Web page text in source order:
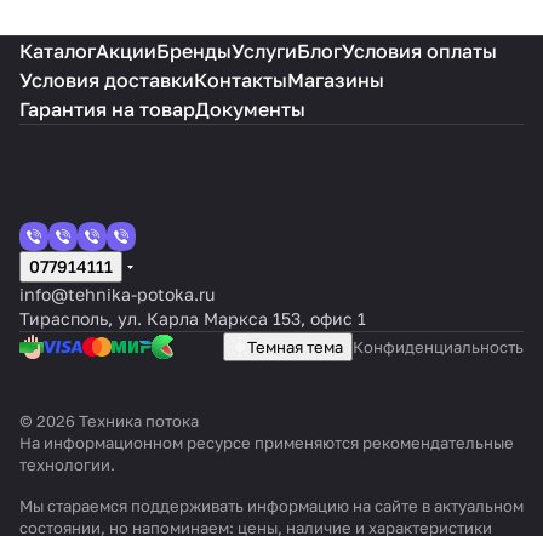
КаталогАкцииБрендыУслугиБлогУсловия оплаты
Условия доставкиКонтактыМагазины
Гарантия на товарДокументы
077914111
info@tehnika-potoka.ru
Тирасполь, ул. Карла Маркса 153, офис 1
Темная тема Конфиденциальность
© 2026 Техника потока
На информационном ресурсе применяются рекомендательные
технологии.
Мы стараемся поддерживать информацию на сайте в актуальном
состоянии, но напоминаем: цены, наличие и характеристики